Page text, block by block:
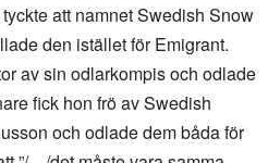
att namnet Swedish Snow
den istället för Emigrant.
av sin odlarkompis och odlade
fick hon frö av Swedish
och odlade dem båda för